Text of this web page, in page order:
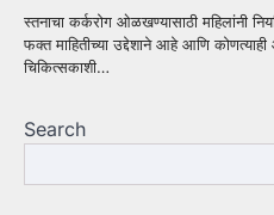
स्तनाचा कर्करोग ओळखण्यासाठी महिलांनी
फक्त माहितीच्या उद्देशाने आहे आणि
चिकित्सकाशी…
Search